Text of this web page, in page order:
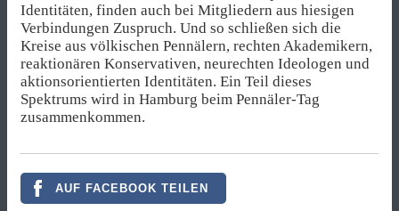
Identitäten, finden auch bei Mitgliedern aus hiesigen
Verbindungen Zuspruch. Und so schließen sich die
Kreise aus völkischen Pennälern, rechten Akademikern,
reaktionären Konservativen, neurechten Ideologen und
aktionsorientierten Identitäten. Ein Teil dieses
Spektrums wird in Hamburg beim Pennäler-Tag
zusammenkommen.
AUF FACEBOOK TEILEN